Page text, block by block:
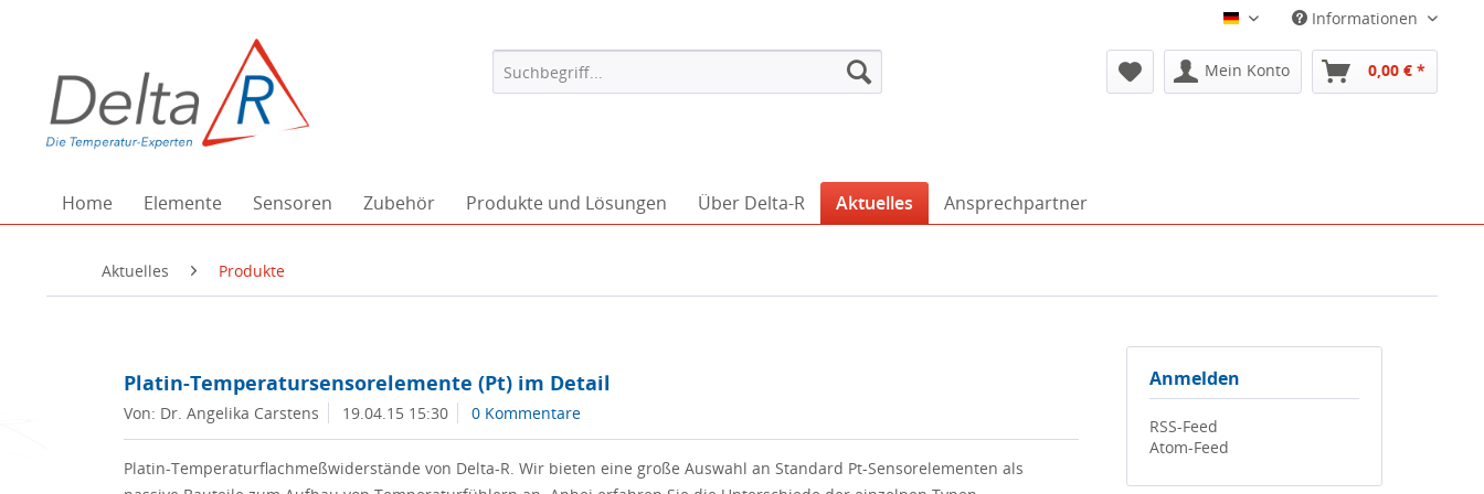
Deutsch Informationen
Mein Konto 0,00 € *
Home Elemente Sensoren Zubehör Produkte und Lösungen Über Delta-R Aktuelles Ansprechpartner
Aktuelles Produkte
Anmelden
RSS-Feed
Atom-Feed
Platin-Temperatursensorelemente (Pt) im Detail
Von: Dr. Angelika Carstens 19.04.15 15:30 0 Kommentare
Platin-Temperaturflachmeßwiderstände von Delta-R. Wir bieten eine große Auswahl an Standard Pt-Sensorelementen als